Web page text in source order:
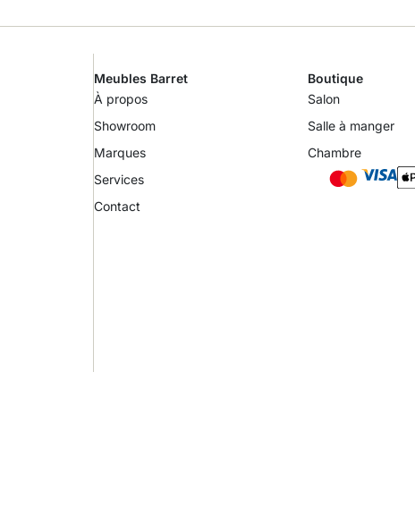
Meubles Barret
À propos
Showroom
Marques
Services
Contact
Boutique
Salon
Salle à manger
Chambre